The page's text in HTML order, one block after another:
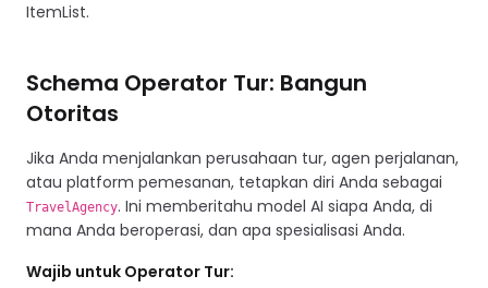
ItemList.
Schema Operator Tur: Bangun
Otoritas
Jika Anda menjalankan perusahaan tur, agen perjalanan,
atau platform pemesanan, tetapkan diri Anda sebagai
TravelAgency. Ini memberitahu model AI siapa Anda, di
mana Anda beroperasi, dan apa spesialisasi Anda.
Wajib untuk Operator Tur: